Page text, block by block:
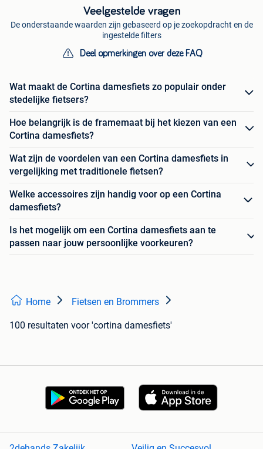
Veelgestelde vragen
De onderstaande waarden zijn gebaseerd op je zoekopdracht en de
ingestelde filters
Deel opmerkingen over deze FAQ
Wat maakt de Cortina damesfiets zo populair onder
stedelijke fietsers?
Hoe belangrijk is de framemaat bij het kiezen van een
Cortina damesfiets?
Wat zijn de voordelen van een Cortina damesfiets in
vergelijking met traditionele fietsen?
Welke accessoires zijn handig voor op een Cortina
damesfiets?
Is het mogelijk om een Cortina damesfiets aan te
passen naar jouw persoonlijke voorkeuren?
Home Fietsen en Brommers
100 resultaten voor 'cortina damesfiets'